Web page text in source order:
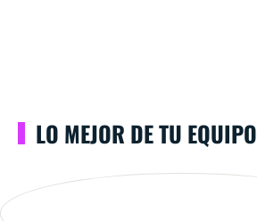
LO MEJOR DE TU EQUIPO